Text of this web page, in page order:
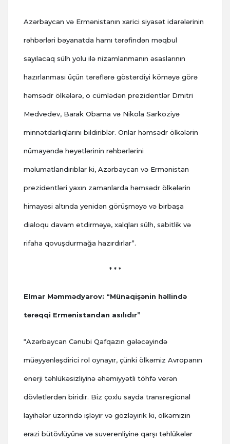
Azərbaycan və Ermənistanın xarici siyasət idarələrinin
rəhbərləri bəyanatda hamı tərəfindən məqbul
sayılacaq sülh yolu ilə nizamlanmanın əsaslarının
hazırlanması üçün tərəflərə göstərdiyi köməyə görə
həmsədr ölkələrə, o cümlədən prezidentlər Dmitri
Medvedev, Barak Obama və Nikola Sarkoziyə
minnətdarlıqlarını bildiriblər. Onlar həmsədr ölkələrin
nümayəndə heyətlərinin rəhbərlərini
məlumatlandırıblar ki, Azərbaycan və Ermənistan
prezidentləri yaxın zamanlarda həmsədr ölkələrin
himayəsi altında yenidən görüşməyə və birbaşa
dialoqu davam etdirməyə, xalqları sülh, sabitlik və
rifaha qovuşdurmağa hazırdırlar”.
* * *
Elmar Məmmədyarov: “Münaqişənin həllində
tərəqqi Ermənistandan asılıdır”
“Azərbaycan Cənubi Qafqazın gələcəyində
müəyyənləşdirici rol oynayır, çünki ölkəmiz Avropanın
enerji təhlükəsizliyinə əhəmiyyətli töhfə verən
dövlətlərdən biridir. Biz çoxlu sayda transregional
layihələr üzərində işləyir və gözləyirik ki, ölkəmizin
ərazi bütövlüyünə və suverenliyinə qarşı təhlükələr